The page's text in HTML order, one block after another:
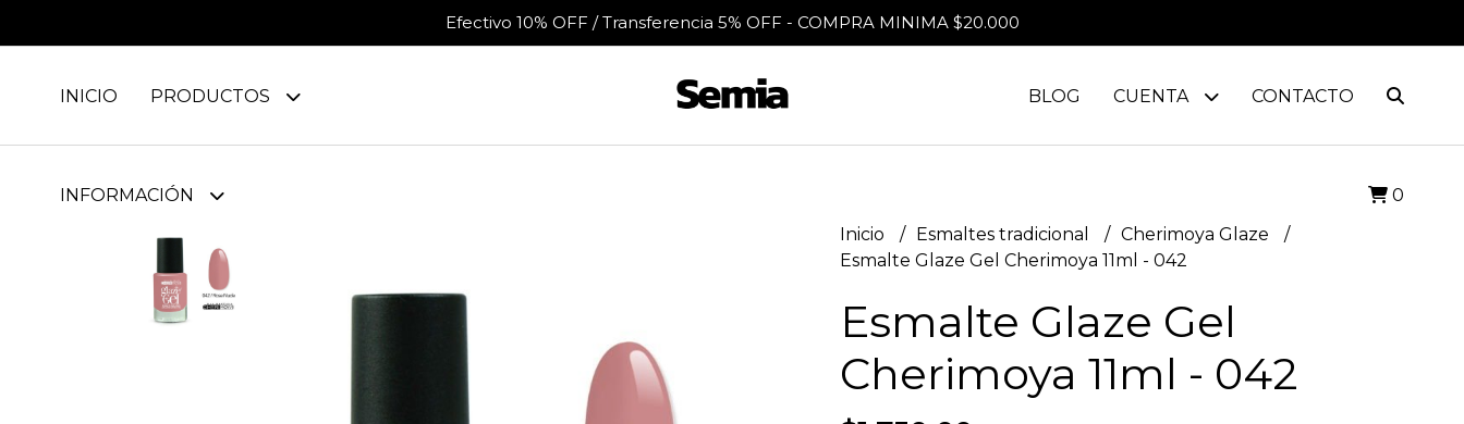
Efectivo 10% OFF / Transferencia 5% OFF - COMPRA MINIMA $20.000
INICIO PRODUCTOS
INFORMACIÓN
BLOG CUENTA CONTACTO
0
Inicio Esmaltes tradicional
Cherimoya Glaze
Esmalte Glaze Gel Cherimoya 11ml - 042
Esmalte Glaze Gel
Cherimoya 11ml - 042